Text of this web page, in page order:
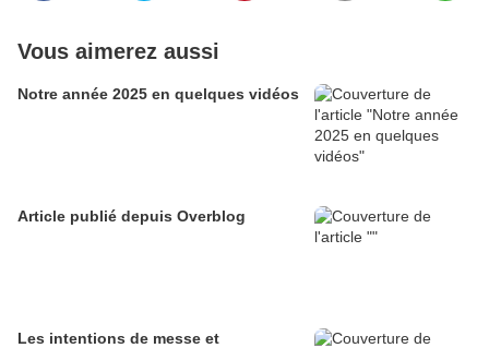
Vous aimerez aussi
Notre année 2025 en quelques vidéos
Article publié depuis Overblog
Les intentions de messe et